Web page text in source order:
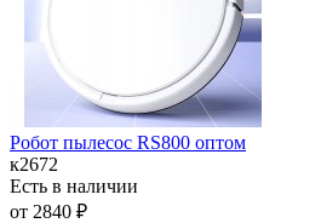
Робот пылесос RS800 оптом
к2672
Есть в наличии
от 2840 ₽